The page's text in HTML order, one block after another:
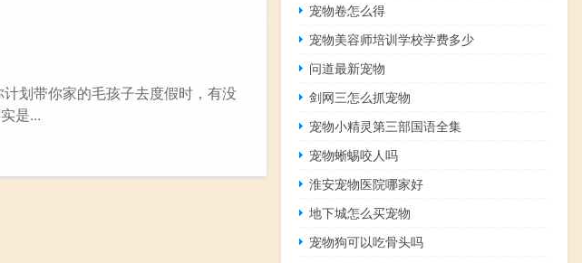
划带你家的毛孩子去度假时，有没
是...
宠物卷怎么得
宠物美容师培训学校学费多少
问道最新宠物
剑网三怎么抓宠物
宠物小精灵第三部国语全集
宠物蜥蜴咬人吗
淮安宠物医院哪家好
地下城怎么买宠物
宠物狗可以吃骨头吗